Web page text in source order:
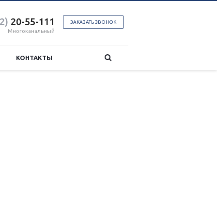
ЗАКАЗАТЬ ЗВОНОК
20-55-111
Многоканальный
КОНТАКТЫ